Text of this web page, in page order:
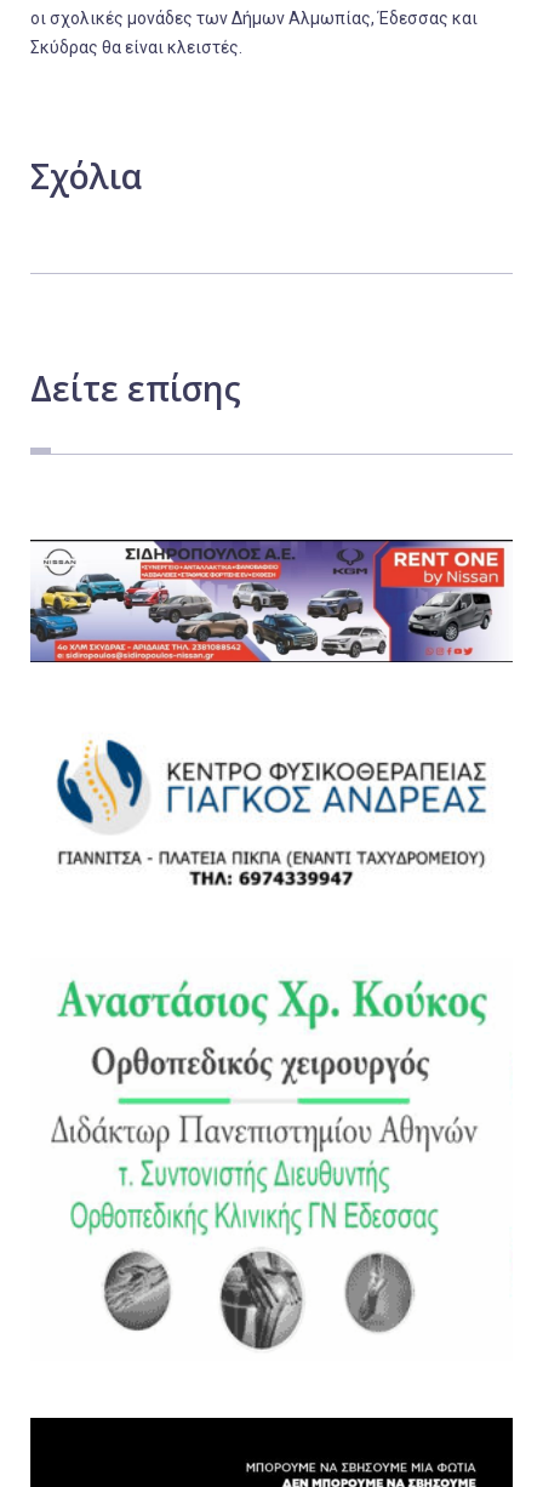
οι σχολικές μονάδες των Δήμων Αλμωπίας, Έδεσσας και
Σκύδρας θα είναι κλειστές.
Σχόλια
Δείτε επίσης